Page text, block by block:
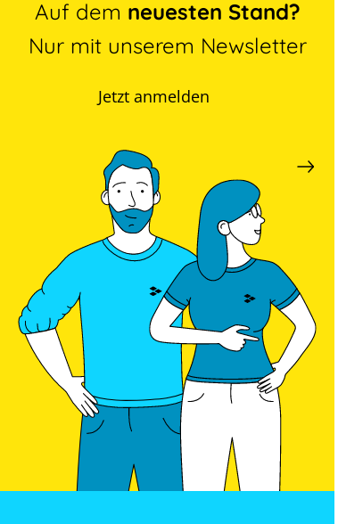
Auf dem neuesten Stand?
Nur mit unserem Newsletter
Jetzt anmelden